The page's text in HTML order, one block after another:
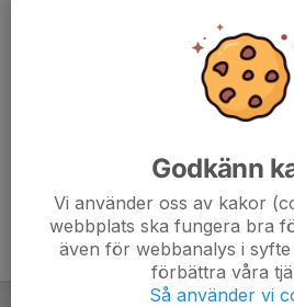
Godkänn
Vi använder oss av kakor
webbplats ska fungera bra
även för webbanalys i
förbättra våra
Så använder vi